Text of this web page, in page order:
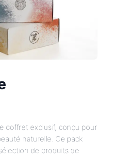
coffret exclusif, conçu pour
naturelle. Ce pack
de produits de